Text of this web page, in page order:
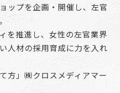
ップを企画・開催し、左官
を推進し、女性の左官業界
人材の採用育成に力を入れ
方」㈱クロスメディアマー